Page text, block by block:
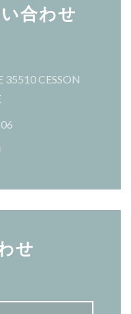
合わせ
35510 CESSON
((新しいウィンドウで開き
((新しいウィンドウ
((新しいウィ
せ